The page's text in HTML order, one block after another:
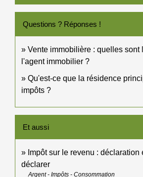
Questions ? Réponses !
Vente immobilière : quelles sont
l'agent immobilier ?
Qu'est-ce que la résidence
impôts ?
Et aussi
Impôt sur le revenu : déclaration
déclarer
Argent - Impôts - Consommation